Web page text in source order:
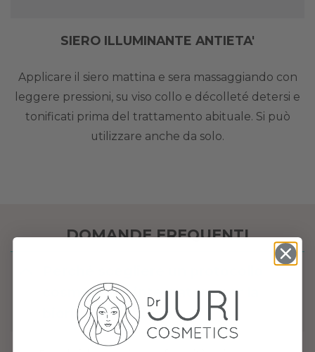
SIERO ILLUMINANTE ANTIETA'
Applicare il siero mattina e sera massaggiando con
leggere pressioni, su viso collo e décolleté detersi e
tonificati prima del trattamento abituale. Si può
utilizzare anche da solo.
DOMANDE FREQUENTI
cosmetico + integratore per la
biorivitalizzazione?